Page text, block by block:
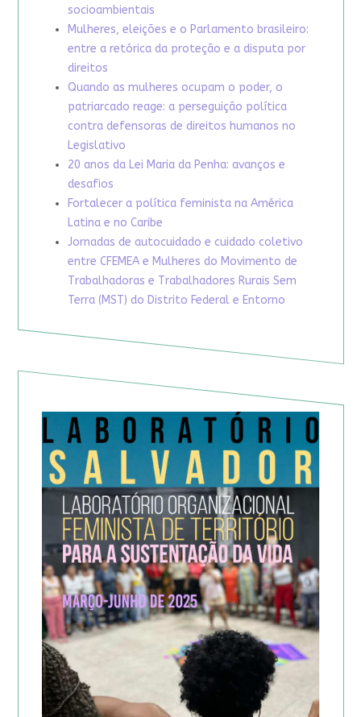
socioambientais
Mulheres, eleições e o Parlamento brasileiro:
entre a retórica da proteção e a disputa por
direitos
Quando as mulheres ocupam o poder, o
patriarcado reage: a perseguição política
contra defensoras de direitos humanos no
Legislativo
20 anos da Lei Maria da Penha: avanços e
desafios
Fortalecer a política feminista na América
Latina e no Caribe
Jornadas de autocuidado e cuidado coletivo
entre CFEMEA e Mulheres do Movimento de
Trabalhadoras e Trabalhadores Rurais Sem
Terra (MST) do Distrito Federal e Entorno